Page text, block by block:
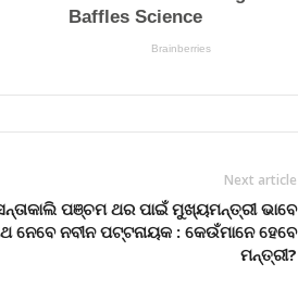
Next article
ପଞ୍ଚମ ଥର ପାଇଁ ମୁଖ୍ୟମନ୍ତ୍ରୀ ଭାବେ
ନେବେ ନବୀନ ପଟ୍ଟନାୟକ : କେଉଁମାନେ ହେବେ
ମନ୍ତ୍ରୀ?